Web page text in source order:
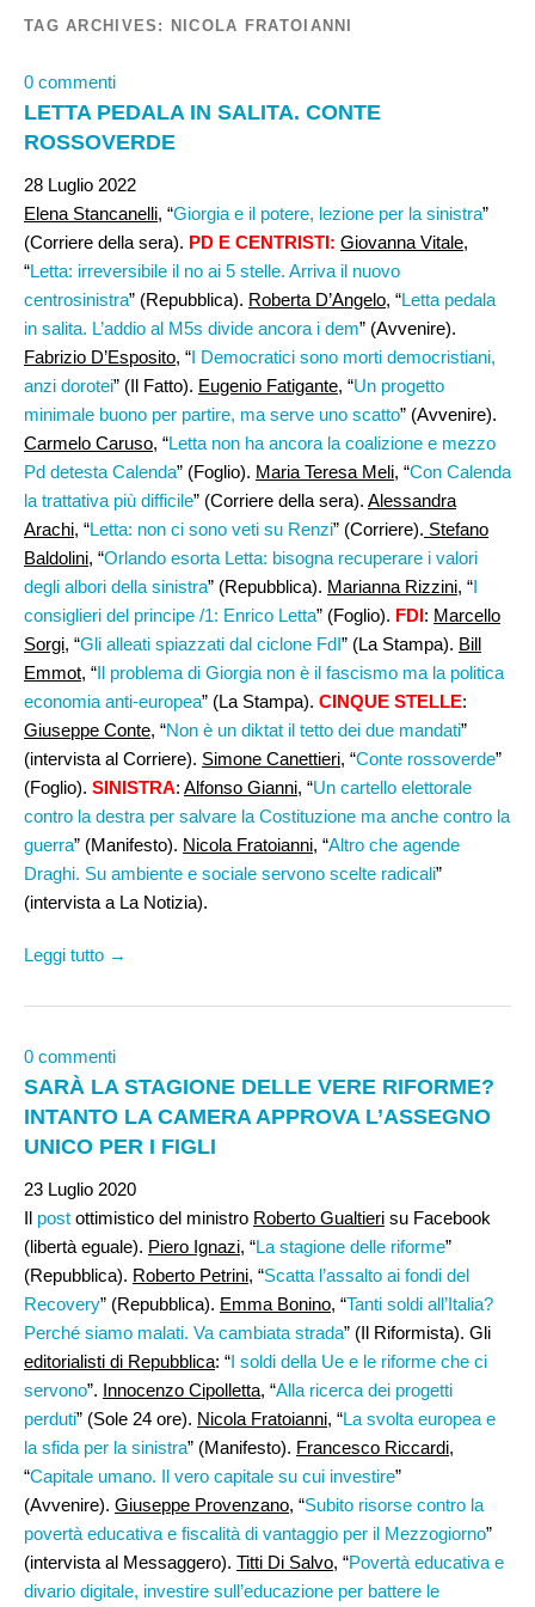
TAG ARCHIVES: NICOLA FRATOIANNI
0 commenti
LETTA PEDALA IN SALITA. CONTE
ROSSOVERDE
28 Luglio 2022
Elena Stancanelli, “Giorgia e il potere, lezione per la sinistra”
(Corriere della sera). PD E CENTRISTI: Giovanna Vitale,
“Letta: irreversibile il no ai 5 stelle. Arriva il nuovo
centrosinistra” (Repubblica). Roberta D’Angelo, “Letta pedala
in salita. L’addio al M5s divide ancora i dem” (Avvenire).
Fabrizio D’Esposito, “I Democratici sono morti democristiani,
anzi dorotei” (Il Fatto). Eugenio Fatigante, “Un progetto
minimale buono per partire, ma serve uno scatto” (Avvenire).
Carmelo Caruso, “Letta non ha ancora la coalizione e mezzo
Pd detesta Calenda” (Foglio). Maria Teresa Meli, “Con Calenda
la trattativa più difficile” (Corriere della sera). Alessandra
Arachi, “Letta: non ci sono veti su Renzi” (Corriere). Stefano
Baldolini, “Orlando esorta Letta: bisogna recuperare i valori
degli albori della sinistra” (Repubblica). Marianna Rizzini, “I
consiglieri del principe /1: Enrico Letta” (Foglio). FDI: Marcello
Sorgi, “Gli alleati spiazzati dal ciclone FdI” (La Stampa). Bill
Emmot, “Il problema di Giorgia non è il fascismo ma la politica
economia anti-europea” (La Stampa). CINQUE STELLE:
Giuseppe Conte, “Non è un diktat il tetto dei due mandati”
(intervista al Corriere). Simone Canettieri, “Conte rossoverde”
(Foglio). SINISTRA: Alfonso Gianni, “Un cartello elettorale
contro la destra per salvare la Costituzione ma anche contro la
guerra” (Manifesto). Nicola Fratoianni, “Altro che agende
Draghi. Su ambiente e sociale servono scelte radicali”
(intervista a La Notizia).
Leggi tutto →
0 commenti
SARÀ LA STAGIONE DELLE VERE RIFORME?
INTANTO LA CAMERA APPROVA L’ASSEGNO
UNICO PER I FIGLI
23 Luglio 2020
Il post ottimistico del ministro Roberto Gualtieri su Facebook
(libertà eguale). Piero Ignazi, “La stagione delle riforme”
(Repubblica). Roberto Petrini, “Scatta l’assalto ai fondi del
Recovery” (Repubblica). Emma Bonino, “Tanti soldi all’Italia?
Perché siamo malati. Va cambiata strada” (Il Riformista). Gli
editorialisti di Repubblica: “I soldi della Ue e le riforme che ci
servono”. Innocenzo Cipolletta, “Alla ricerca dei progetti
perduti” (Sole 24 ore). Nicola Fratoianni, “La svolta europea e
la sfida per la sinistra” (Manifesto). Francesco Riccardi,
“Capitale umano. Il vero capitale su cui investire”
(Avvenire). Giuseppe Provenzano, “Subito risorse contro la
povertà educativa e fiscalità di vantaggio per il Mezzogiorno”
(intervista al Messaggero). Titti Di Salvo, “Povertà educativa e
divario digitale, investire sull’educazione per battere le